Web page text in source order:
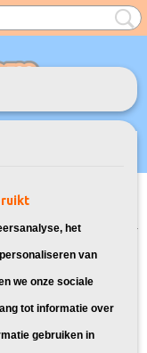
UW WINKELWAGEN
voor de
het
van
we onze sociale
tot informatie over
gebruiken in